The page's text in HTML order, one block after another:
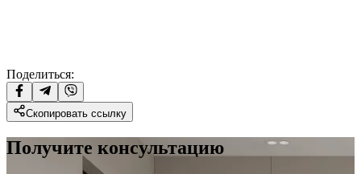
Поделиться:
Скопировать ссылку
Получите консультацию